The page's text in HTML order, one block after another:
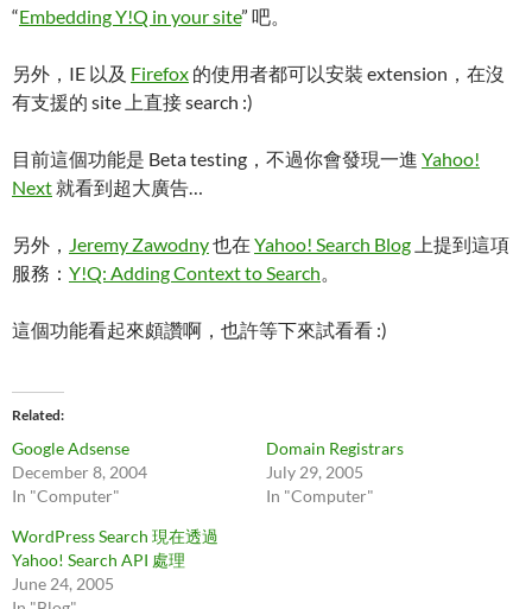
“Embedding Y!Q in your site” 吧。
另外，IE 以及 Firefox 的使用者都可以安裝 extension，在沒
有支援的 site 上直接 search :)
目前這個功能是 Beta testing，不過你會發現一進 Yahoo!
Next 就看到超大廣告…
另外， Jeremy Zawodny也在 Yahoo! Search Blog 上提到這項
服務： Y!Q: Adding Context to Search。
這個功能看起來頗讚啊，也許等下來試看看 :)
Related
Google Adsense
December 8, 2004
In "Computer"
Domain Registrars
July 29, 2005
In "Computer"
WordPress Search 現在透過
Yahoo! Search API 處理
June 24, 2005